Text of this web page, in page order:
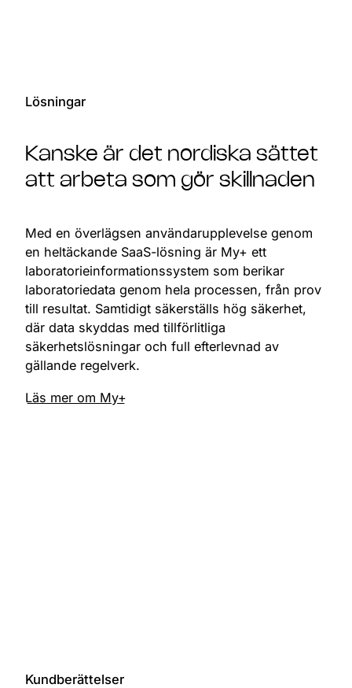
Lösningar
Kanske är det nordiska sättet
att arbeta som gör skillnaden
Med en överlägsen användarupplevelse genom
en heltäckande SaaS-lösning är My+ ett
laboratorieinformationssystem som berikar
laboratoriedata genom hela processen, från prov
till resultat. Samtidigt säkerställs hög säkerhet,
där data skyddas med tillförlitliga
säkerhetslösningar och full efterlevnad av
gällande regelverk.
Läs mer om My+
Kundberättelser